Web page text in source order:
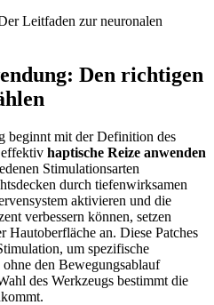
Den richtigen
beginnt mit der Definition des
effektiv haptische Reize anwenden
Stimulationsarten
durch tiefenwirksamen
aktivieren und die
verbessern können, setzen
Hautoberfläche an. Diese Patches
um spezifische
ohne den Bewegungsablauf
des Werkzeugs bestimmt die